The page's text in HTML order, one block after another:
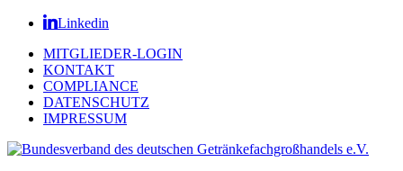
Linkedin
MITGLIEDER-LOGIN
KONTAKT
COMPLIANCE
DATENSCHUTZ
IMPRESSUM